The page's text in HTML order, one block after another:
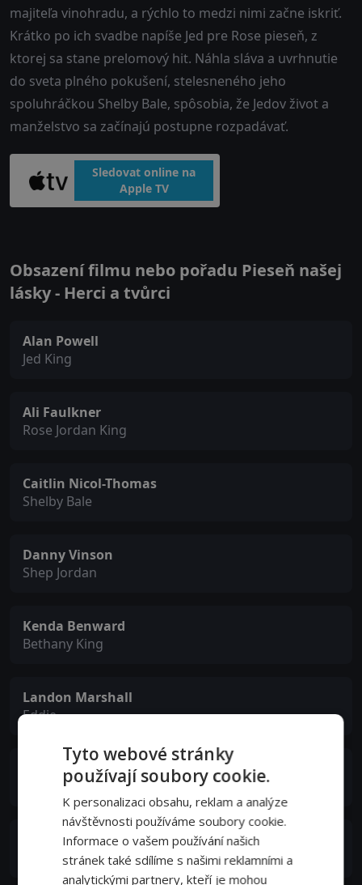
majiteľa vinohradu, a rýchlo to medzi nimi začne iskriť.
Krátko po ich svadbe napíše Jed pre Rose pieseň, z
ktorej sa stane prelomový hit. Náhla sláva a uvrhnutie
do sveta plného pokušení, stelesneného jeho
spoluhráčkou Shelby Bale, spôsobia, že Jedov život a
manželstvo sa začínajú postupne rozpadávať.
Sledovat online na
Apple TV
Obsazení filmu nebo pořadu Pieseň našej
lásky - Herci a tvůrci
Alan Powell
Jed King
Ali Faulkner
Rose Jordan King
Caitlin Nicol-Thomas
Shelby Bale
Danny Vinson
Shep Jordan
Kenda Benward
Bethany King
Landon Marshall
Eddie
Jason Bynum
Steel player
Aaron Benward
David King
Tyto webové stránky
používají soubory cookie.
K personalizaci obsahu, reklam a analýze
návštěvnosti používáme soubory cookie.
Informace o vašem používání našich
stránek také sdílíme s našimi reklamními a
analytickými partnery, kteří je mohou